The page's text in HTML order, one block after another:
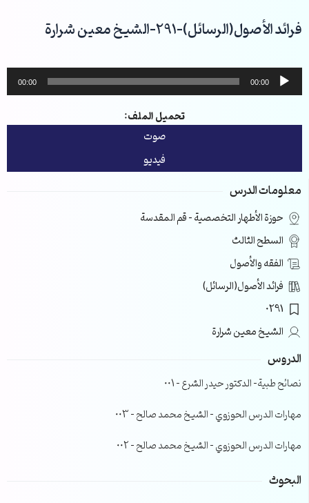
إلى
المحتوى
فرائد الأصول(الرسائل)-291-الشيخ معين شرارة
مشغل
الصوت
00:00
00:00
تحميل الملف:
صوت
فيديو
معلومات الدرس
حوزة الأطهار التخصصية – قم المقدسة
السطح الثالث
الفقه والأصول
فرائد الأصول(الرسائل)
0291
الشيخ معين شرارة
الدروس
نصائح طبية- الدكتور حيدر الشرع – 001
مهارات الدرس الحوزوي – الشيخ محمد صالح – 003
مهارات الدرس الحوزوي – الشيخ محمد صالح – 002
البحوث